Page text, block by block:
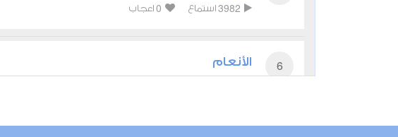
3982 استماع 0 اعجاب
6 الأنعام